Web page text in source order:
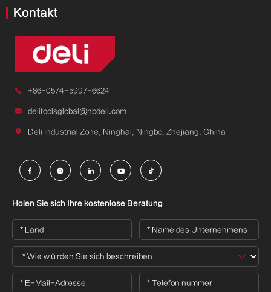
Kontakt
 +86-0574-5997-6624
 delitoolsglobal@nbdeli.com
 Deli Industrial Zone, Ninghai, Ningbo, Zhejiang, China
    
Holen Sie sich Ihre kostenlose Beratung